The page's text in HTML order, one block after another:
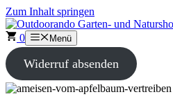
Zum Inhalt springen
0 Menü
Widerruf absenden